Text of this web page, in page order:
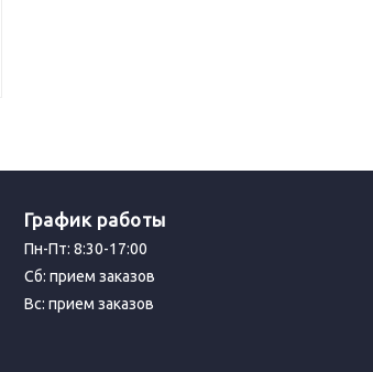
График работы
Пн-Пт: 8:30-17:00
Сб: прием заказов
Вс: прием заказов